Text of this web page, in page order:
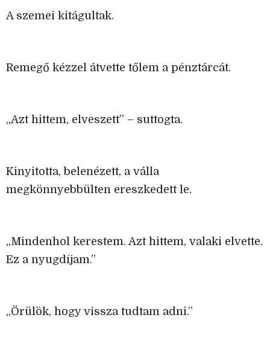
A szemei kitágultak.
Remegő kézzel átvette tőlem a pénztárcát.
„Azt hittem, elveszett” – suttogta.
Kinyitotta, belenézett, a válla
megkönnyebbülten ereszkedett le.
„Mindenhol kerestem. Azt hittem, valaki elvette.
Ez a nyugdíjam.”
„Örülök, hogy vissza tudtam adni.”